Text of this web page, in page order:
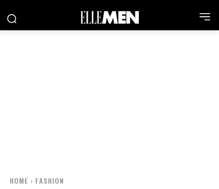
HOME FASHION